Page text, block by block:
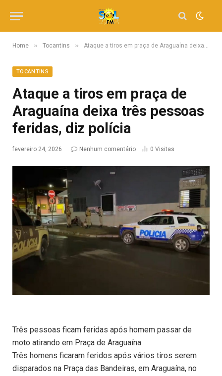
Home » Tocantins » Ataque a tiros em praça de Araguaína deixa três pessoas feridas, diz polícia
TOCANTINS
Ataque a tiros em praça de
Araguaína deixa três pessoas
feridas, diz polícia
fevereiro 24, 2026 Nenhum comentário 0 Visitas
Três pessoas ficam feridas após homem passar de
moto atirando em Praça de Araguaína
Três homens ficaram feridos após vários tiros serem
disparados na Praça das Bandeiras, em Araguaína, no